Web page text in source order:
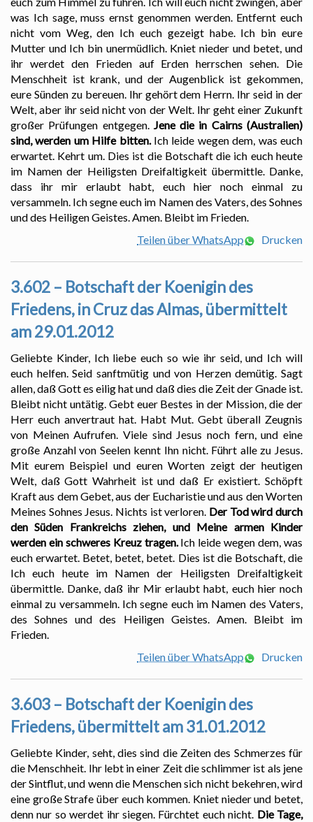
was Ich sage, muss ernst genommen werden. Entfernt euch
nicht vom Weg, den Ich euch gezeigt habe. Ich bin eure
Mutter und Ich bin unermüdlich. Kniet nieder und betet, und
ihr werdet den Frieden auf Erden herrschen sehen. Die
Menschheit ist krank, und der Augenblick ist gekommen,
eure Sünden zu bereuen. Ihr gehört dem Herrn. Ihr seid in der
Welt, aber ihr seid nicht von der Welt. Ihr geht einer Zukunft
großer Prüfungen entgegen. Jene die in Cairns (Australien)
sind, werden um Hilfe bitten.Ich leide wegen dem, was euch
erwartet. Kehrt um. Dies ist die Botschaft die ich euch heute
im Namen der Heiligsten Dreifaltigkeit übermittle. Danke,
dass ihr mir erlaubt habt, euch hier noch einmal zu
versammeln. Ich segne euch im Namen des Vaters, des Sohnes
und des Heiligen Geistes. Amen. Bleibt im Frieden.
Teilen über WhatsApp
Drucken
3.602 – Botschaft der Koenigin des
Friedens, in Cruz das Almas, übermittelt
am 29.01.2012
Geliebte Kinder, Ich liebe euch so wie ihr seid, und Ich will
euch helfen. Seid sanftmütig und von Herzen demütig. Sagt
allen, daß Gott es eilig hat und daß dies die Zeit der Gnade ist.
Bleibt nicht untätig. Gebt euer Bestes in der Mission, die der
Herr euch anvertraut hat. Habt Mut. Gebt überall Zeugnis
von Meinen Aufrufen. Viele sind Jesus noch fern, und eine
große Anzahl von Seelen kennt Ihn nicht. Führt alle zu Jesus.
Mit eurem Beispiel und euren Worten zeigt der heutigen
Welt, daß Gott Wahrheit ist und daß Er existiert. Schöpft
Kraft aus dem Gebet, aus der Eucharistie und aus den Worten
Meines Sohnes Jesus. Nichts ist verloren. Der Tod wird durch
den Süden Frankreichs ziehen, und Meine armen Kinder
werden ein schweres Kreuz tragen.Ich leide wegen dem, was
euch erwartet. Betet, betet, betet. Dies ist die Botschaft, die
Ich euch heute im Namen der Heiligsten Dreifaltigkeit
übermittle. Danke, daß ihr Mir erlaubt habt, euch hier noch
einmal zu versammeln. Ich segne euch im Namen des Vaters,
des Sohnes und des Heiligen Geistes. Amen. Bleibt im
Frieden.
Teilen über WhatsApp
Drucken
3.603 – Botschaft der Koenigin des
Friedens, übermittelt am 31.01.2012
Geliebte Kinder, seht, dies sind die Zeiten des Schmerzes für
die Menschheit. Ihr lebt in einer Zeit die schlimmer ist als jene
der Sintflut, und wenn die Menschen sich nicht bekehren, wird
eine große Strafe über euch kommen. Kniet nieder und betet,
denn nur so werdet ihr siegen. Fürchtet euch nicht. Die Tage,